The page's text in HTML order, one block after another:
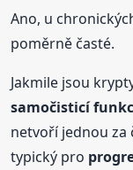
Ano, u
poměrně časté.
Jakmile jsou
samočisticí
netvoří jednou za
typický pro